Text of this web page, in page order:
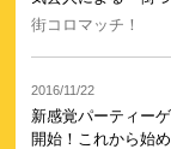
街コロマッチ！
2016/11/22
新感覚パーティー
開始！これから始